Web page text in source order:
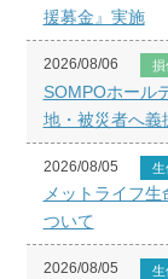
援募金』実施
2026/08/06 損
SOMPOホール
地・被災者へ義
2026/08/05 生
メットライフ
ついて
2026/08/05 生